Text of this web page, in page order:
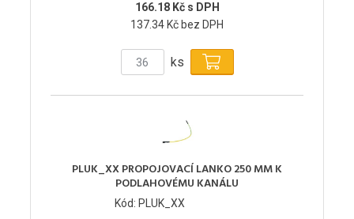
166.18 Kč s DPH
137.34 Kč bez DPH
ks
PLUK_XX PROPOJOVACÍ LANKO 250 MM K
PODLAHOVÉMU KANÁLU
Kód: PLUK_XX